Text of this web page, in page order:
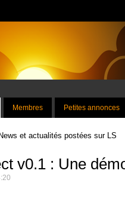
Membres Petites annonces
News et actualités postées sur LS
v0.1 : Une